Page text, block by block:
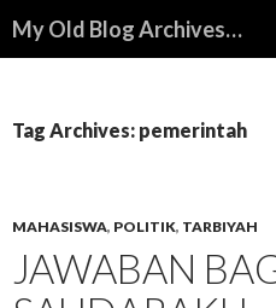
My Old Blog Archives…
Tag Archives: pemerintah
MAHASISWA, POLITIK, TARBIYAH
JAWABAN